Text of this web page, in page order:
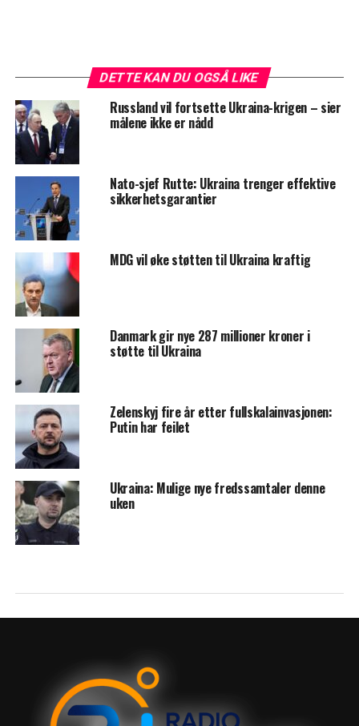
DETTE KAN DU OGSÅ LIKE
Russland vil fortsette Ukraina-krigen – sier
målene ikke er nådd
Nato-sjef Rutte: Ukraina trenger effektive
sikkerhetsgarantier
MDG vil øke støtten til Ukraina kraftig
Danmark gir nye 287 millioner kroner i
støtte til Ukraina
Zelenskyj fire år etter fullskalainvasjonen:
Putin har feilet
Ukraina: Mulige nye fredssamtaler denne
uken